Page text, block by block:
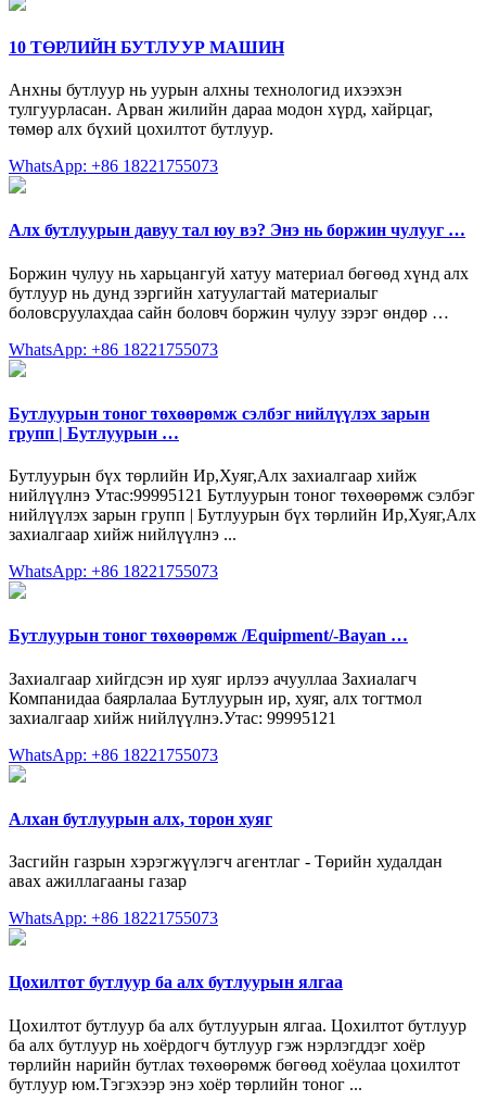
10 ТӨРЛИЙН БУТЛУУР МАШИН
Анхны бутлуур нь уурын алхны технологид ихээхэн
тулгуурласан. Арван жилийн дараа модон хүрд, хайрцаг,
төмөр алх бүхий цохилтот бутлуур.
WhatsApp: +86 18221755073
Алх бутлуурын давуу тал юу вэ? Энэ нь боржин чулууг …
Боржин чулуу нь харьцангуй хатуу материал бөгөөд хүнд алх
бутлуур нь дунд зэргийн хатуулагтай материалыг
боловсруулахдаа сайн боловч боржин чулуу зэрэг өндөр …
WhatsApp: +86 18221755073
Бутлуурын тоног төхөөрөмж сэлбэг нийлүүлэх зарын
групп | Бутлуурын …
Бутлуурын бүх төрлийн Ир,Хуяг,Алх захиалгаар хийж
нийлүүлнэ Утас:99995121 Бутлуурын тоног төхөөрөмж сэлбэг
нийлүүлэх зарын групп | Бутлуурын бүх төрлийн Ир,Хуяг,Алх
захиалгаар хийж нийлүүлнэ ...
WhatsApp: +86 18221755073
Бутлуурын тоног төхөөрөмж /Equipment/-Bayan …
Захиалгаар хийгдсэн ир хуяг ирлээ ачууллаа Захиалагч
Компанидаа баярлалаа Бутлуурын ир, хуяг, алх тогтмол
захиалгаар хийж нийлүүлнэ.Утас: 99995121
WhatsApp: +86 18221755073
Алхан бутлуурын алх, торон хуяг
Засгийн газрын хэрэгжүүлэгч агентлаг - Төрийн худалдан
авах ажиллагааны газар
WhatsApp: +86 18221755073
Цохилтот бутлуур ба алх бутлуурын ялгаа
Цохилтот бутлуур ба алх бутлуурын ялгаа. Цохилтот бутлуур
ба алх бутлуур нь хоёрдогч бутлуур гэж нэрлэгддэг хоёр
төрлийн нарийн бутлах төхөөрөмж бөгөөд хоёулаа цохилтот
бутлуур юм.Тэгэхээр энэ хоёр төрлийн тоног ...